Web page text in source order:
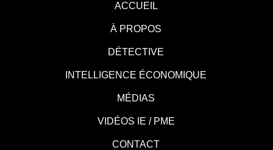
ACCUEIL
À PROPOS
DÉTECTIVE
INTELLIGENCE ÉCONOMIQUE
MÉDIAS
VIDÉOS IE / PME
CONTACT